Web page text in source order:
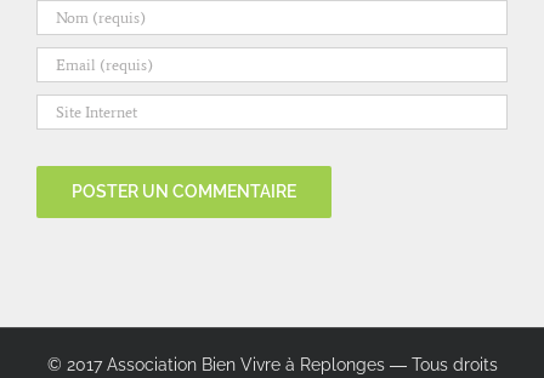
© 2017 Association Bien Vivre à Replonges ― Tous droits